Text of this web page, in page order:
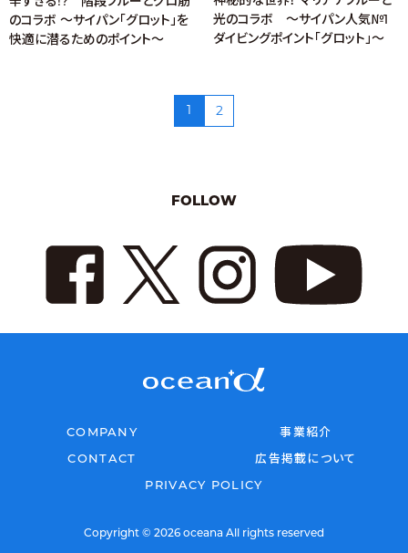
のコラボ ～サイパン「グロット」を
快適に潜るためのポイント～
光のコラボ ～サイパン人気№1
ダイビングポイント「グロット」～
1 2
FOLLOW
COMPANY
事業紹介
CONTACT
広告掲載について
PRIVACY POLICY
Copyright © 2026 oceana All rights reserved